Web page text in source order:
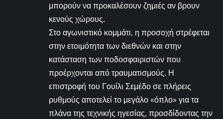
μπορούν να προκαλέσουν ζημιές αν βρουν
κενούς χώρους.
Στο αγωνιστικό κομμάτι, η προσοχή στρέφεται
στην ετοιμότητα των διεθνών και στην
κατάσταση των ποδοσφαιριστών που
προέρχονται από τραυματισμούς. Η
επιστροφή του Γουίλι Σεμέδο σε πλήρεις
ρυθμούς αποτελεί το μεγάλο «όπλο» για τα
πλάνα της τεχνικής ηγεσίας, προσδίδοντας την